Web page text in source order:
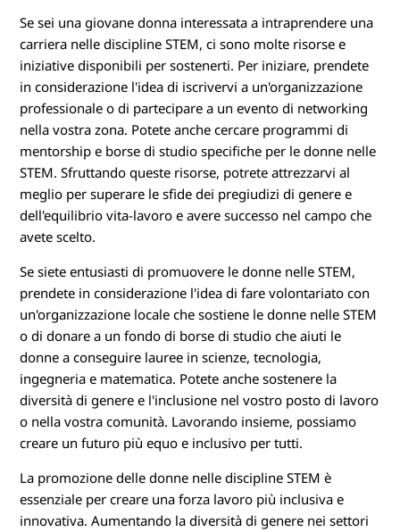
Se sei una giovane donna interessata a intraprendere una
carriera nelle discipline STEM, ci sono molte risorse e
iniziative disponibili per sostenerti. Per iniziare, prendete
in considerazione l'idea di iscrivervi a un'organizzazione
professionale o di partecipare a un evento di networking
nella vostra zona. Potete anche cercare programmi di
mentorship e borse di studio specifiche per le donne nelle
STEM. Sfruttando queste risorse, potrete attrezzarvi al
meglio per superare le sfide dei pregiudizi di genere e
dell'equilibrio vita-lavoro e avere successo nel campo che
avete scelto.
Se siete entusiasti di promuovere le donne nelle STEM,
prendete in considerazione l'idea di fare volontariato con
un'organizzazione locale che sostiene le donne nelle STEM
o di donare a un fondo di borse di studio che aiuti le
donne a conseguire lauree in scienze, tecnologia,
ingegneria e matematica. Potete anche sostenere la
diversità di genere e l'inclusione nel vostro posto di lavoro
o nella vostra comunità. Lavorando insieme, possiamo
creare un futuro più equo e inclusivo per tutti.
La promozione delle donne nelle discipline STEM è
essenziale per creare una forza lavoro più inclusiva e
innovativa. Aumentando la diversità di genere nei settori